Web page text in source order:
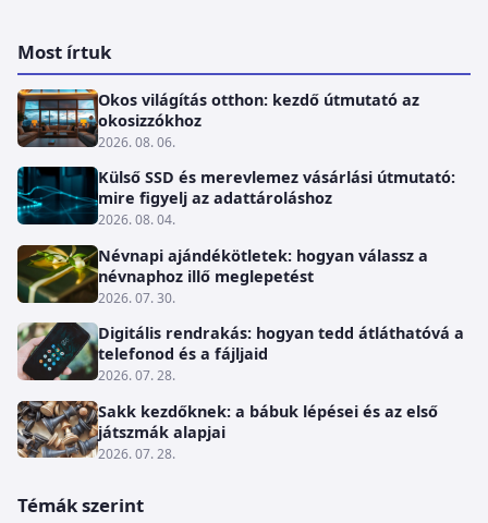
Most írtuk
Okos világítás otthon: kezdő útmutató az
okosizzókhoz
2026. 08. 06.
Külső SSD és merevlemez vásárlási útmutató:
mire figyelj az adattároláshoz
2026. 08. 04.
Névnapi ajándékötletek: hogyan válassz a
névnaphoz illő meglepetést
2026. 07. 30.
Digitális rendrakás: hogyan tedd átláthatóvá a
telefonod és a fájljaid
2026. 07. 28.
Sakk kezdőknek: a bábuk lépései és az első
játszmák alapjai
2026. 07. 28.
Témák szerint